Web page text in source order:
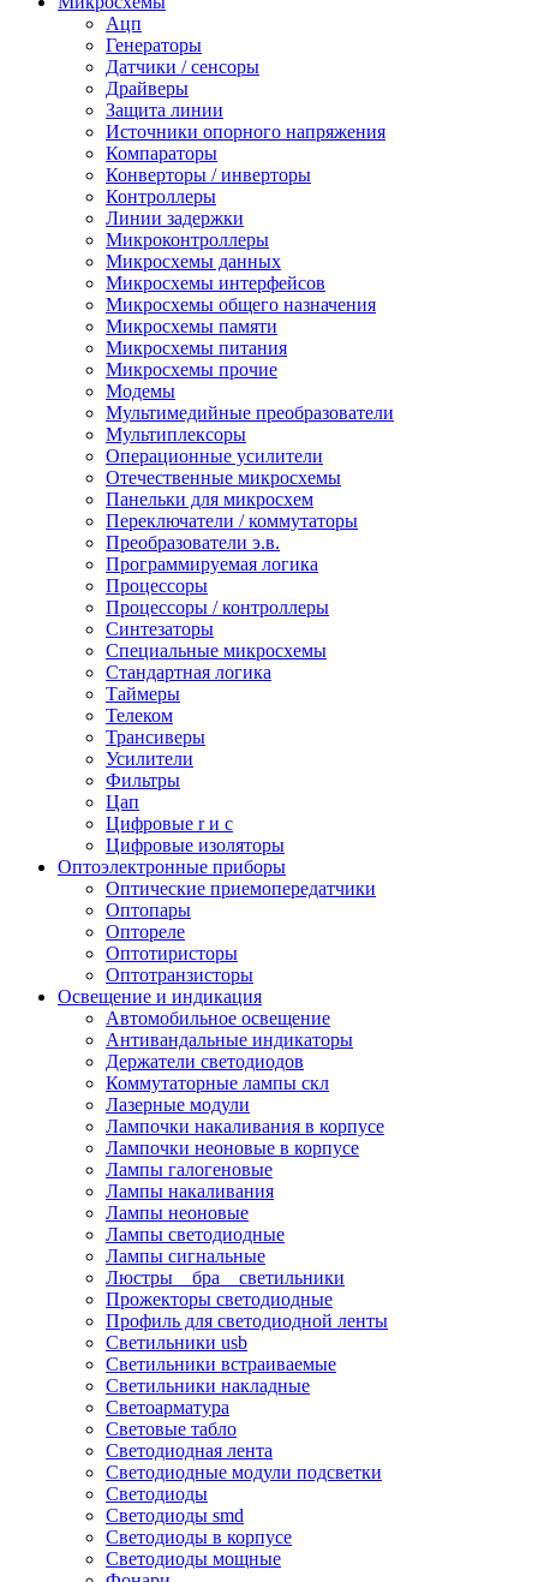
Ацп
Генераторы
Датчики / сенсоры
Драйверы
Защита линии
Источники опорного напряжения
Компараторы
Конверторы / инверторы
Контроллеры
Линии задержки
Микроконтроллеры
Микросхемы данных
Микросхемы интерфейсов
Микросхемы общего назначения
Микросхемы памяти
Микросхемы питания
Микросхемы прочие
Модемы
Мультимедийные преобразователи
Мультиплексоры
Операционные усилители
Отечественные микросхемы
Панельки для микросхем
Переключатели / коммутаторы
Преобразователи э.в.
Программируемая логика
Процессоры
Процессоры / контроллеры
Синтезаторы
Специальные микросхемы
Стандартная логика
Таймеры
Телеком
Трансиверы
Усилители
Фильтры
Цап
Цифровые r и c
Цифровые изоляторы
Оптоэлектронные приборы
Оптические приемопередатчики
Оптопары
Оптореле
Оптотиристоры
Оптотранзисторы
Освещение и индикация
Автомобильное освещение
Антивандальные индикаторы
Держатели светодиодов
Коммутаторные лампы скл
Лазерные модули
Лампочки накаливания в корпусе
Лампочки неоновые в корпусе
Лампы галогеновые
Лампы накаливания
Лампы неоновые
Лампы светодиодные
Лампы сигнальные
Люстры _ бра _ светильники
Прожекторы светодиодные
Профиль для светодиодной ленты
Светильники usb
Светильники встраиваемые
Светильники накладные
Светоарматура
Световые табло
Светодиодная лента
Светодиодные модули подсветки
Светодиоды
Светодиоды smd
Светодиоды в корпусе
Светодиоды мощные